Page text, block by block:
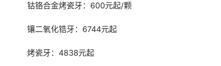
	钴铬合金烤瓷牙：600元起/颗
	镶二氧化锆牙：6744元起
	烤瓷牙：4838元起